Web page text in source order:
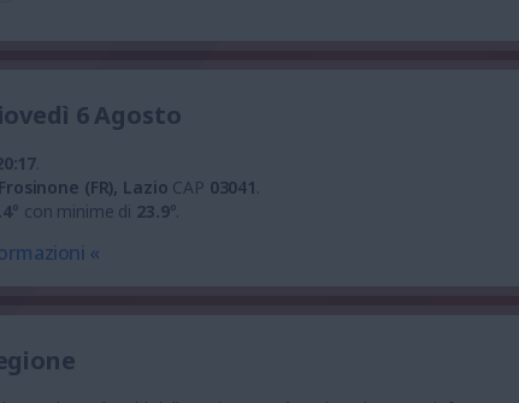
6 Agosto
.
Frosinone (FR), Lazio CAP 03041.
° con minime di 23.9°.
«